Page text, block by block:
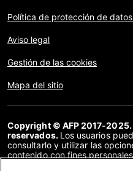
Política de protección de
Aviso legal
Gestión de las cookies
Mapa del sitio
Copyright © AFP 2017-
reservados. Los usuarios
consultarlo y utilizar las
contenido con fines